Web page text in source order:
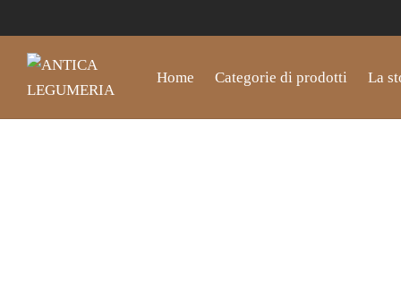
Home Categorie di prodotti La